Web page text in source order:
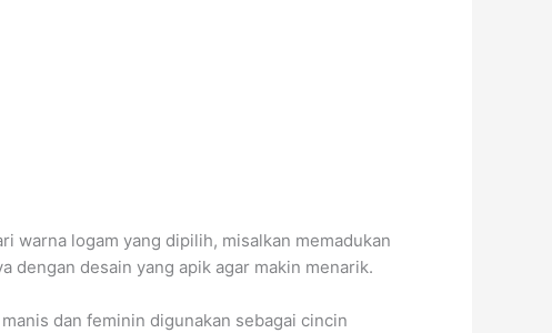
warna logam yang dipilih, misalkan memadukan
dengan desain yang apik agar makin menarik.
dan feminin digunakan sebagai cincin